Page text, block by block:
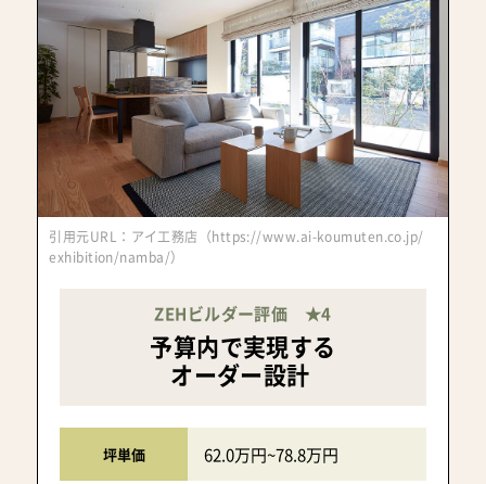
引用元URL：アイ工務店（https://www.ai-koumuten.co.jp/
exhibition/namba/）
ZEHビルダー評価 ★4
予算内で実現する
オーダー設計
坪単価 62.0万円~78.8万円